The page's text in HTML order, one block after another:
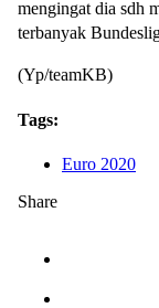
mengingat dia sdh
terbanyak
(Yp/teamKB)
Tags:
Euro 2020
Share